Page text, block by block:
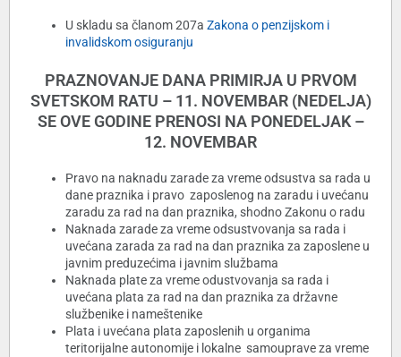
U skladu sa članom 207a Zakona o penzijskom i
invalidskom osiguranju
PRAZNOVANJE DANA PRIMIRJA U PRVOM
SVETSKOM RATU – 11. NOVEMBAR (NEDELJA)
SE OVE GODINE PRENOSI NA PONEDELJAK –
12. NOVEMBAR
Pravo na naknadu zarade za vreme odsustva sa rada u
dane praznika i pravo zaposlenog na zaradu i uvećanu
zaradu za rad na dan praznika, shodno Zakonu o radu
Naknada zarade za vreme odsustvovanja sa rada i
uvećana zarada za rad na dan praznika za zaposlene u
javnim preduzećima i javnim službama
Naknada plate za vreme odustvovanja sa rada i
uvećana plata za rad na dan praznika za državne
službenike i nameštenike
Plata i uvećana plata zaposlenih u organima
teritorijalne autonomije i lokalne samouprave za vreme